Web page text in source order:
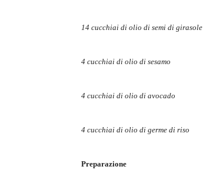
14 cucchiai di olio di semi di girasole
4 cucchiai di olio di sesamo
4 cucchiai di olio di avocado
4 cucchiai di olio di germe di riso
Preparazione